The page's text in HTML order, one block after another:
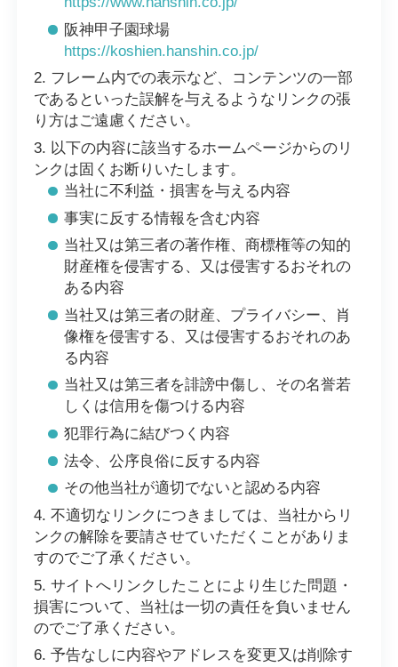
阪神甲子園球場
https://koshien.hanshin.co.jp/
フレーム内での表示など、コンテンツの一部
であるといった誤解を与えるようなリンクの張
り方はご遠慮ください。
以下の内容に該当するホームページからのリ
ンクは固くお断りいたします。
当社に不利益・損害を与える内容
事実に反する情報を含む内容
当社又は第三者の著作権、商標権等の知的
財産権を侵害する、又は侵害するおそれの
ある内容
当社又は第三者の財産、プライバシー、肖
像権を侵害する、又は侵害するおそれのあ
る内容
当社又は第三者を誹謗中傷し、その名誉若
しくは信用を傷つける内容
犯罪行為に結びつく内容
法令、公序良俗に反する内容
その他当社が適切でないと認める内容
不適切なリンクにつきましては、当社からリ
ンクの解除を要請させていただくことがありま
すのでご了承ください。
サイトへリンクしたことにより生じた問題・
損害について、当社は一切の責任を負いません
のでご了承ください。
予告なしに内容やアドレスを変更又は削除す